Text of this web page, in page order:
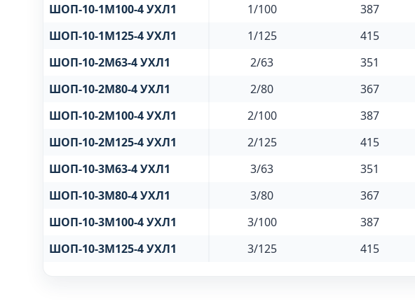
ШОП-10-1М100-4 УХЛ1
1/100
387
ШОП-10-1М125-4 УХЛ1
1/125
415
ШОП-10-2М63-4 УХЛ1
2/63
351
ШОП-10-2М80-4 УХЛ1
2/80
367
ШОП-10-2М100-4 УХЛ1
2/100
387
ШОП-10-2М125-4 УХЛ1
2/125
415
ШОП-10-3М63-4 УХЛ1
3/63
351
ШОП-10-3М80-4 УХЛ1
3/80
367
ШОП-10-3М100-4 УХЛ1
3/100
387
ШОП-10-3М125-4 УХЛ1
3/125 415